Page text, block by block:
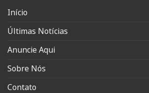
Início
Últimas Notícias
Anuncie Aqui
Sobre Nós
Contato